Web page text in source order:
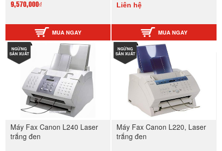
9,570,000₫
MUA NGAY
Liên hệ
MUA NGAY
NGỪNG
SẢN XUẤT
Máy Fax Canon L240 Laser
trắng đen
NGỪNG
SẢN XUẤT
Máy Fax Canon L220, Laser
trắng đen